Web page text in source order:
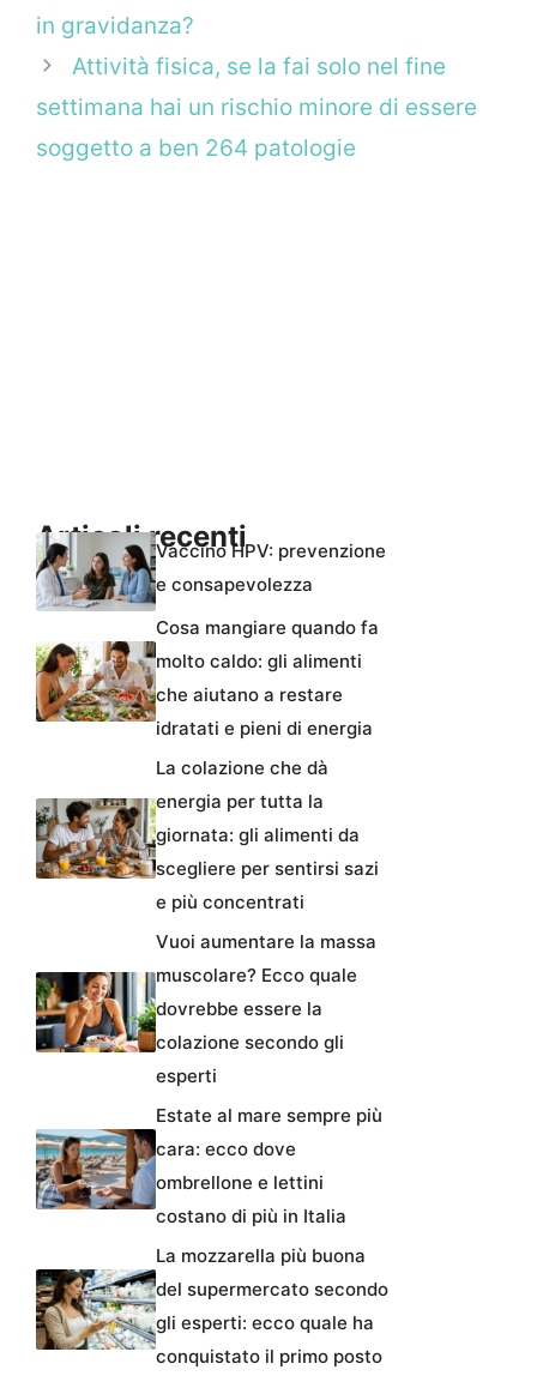
in gravidanza?
Attività fisica, se la fai solo nel fine
settimana hai un rischio minore di essere
soggetto a ben 264 patologie
Articoli recentiVaccino HPV: prevenzione
e consapevolezza
Cosa mangiare quando fa
molto caldo: gli alimenti
che aiutano a restare
idratati e pieni di energia
La colazione che dà
energia per tutta la
giornata: gli alimenti da
scegliere per sentirsi sazi
e più concentrati
Vuoi aumentare la massa
muscolare? Ecco quale
dovrebbe essere la
colazione secondo gli
esperti
Estate al mare sempre più
cara: ecco dove
ombrellone e lettini
costano di più in Italia
La mozzarella più buona
del supermercato secondo
gli esperti: ecco quale ha
conquistato il primo posto